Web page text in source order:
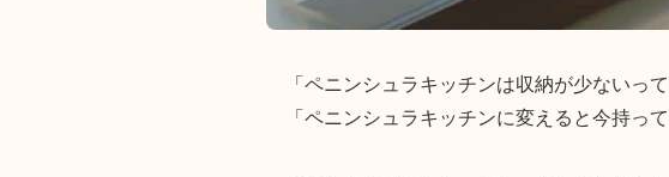
「ペニンシュラキッチンは収納が少ないっ
「ペニンシュラキッチンに変えると今持っ